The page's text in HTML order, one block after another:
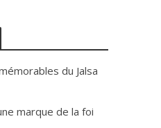
du Jalsa
marque de la foi